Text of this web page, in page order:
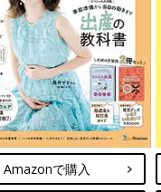
Amazonで購入